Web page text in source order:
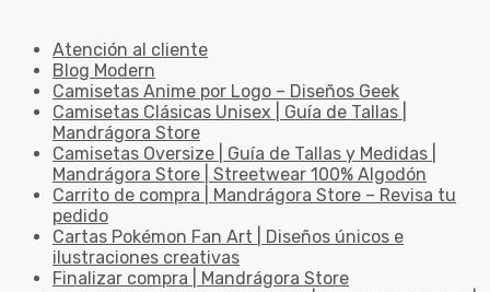
Atención al cliente
Blog Modern
Camisetas Anime por Logo – Diseños Geek
Camisetas Clásicas Unisex | Guía de Tallas |
Mandrágora Store
Camisetas Oversize | Guía de Tallas y Medidas |
Mandrágora Store | Streetwear 100% Algodón
Carrito de compra | Mandrágora Store – Revisa tu
pedido
Cartas Pokémon Fan Art | Diseños únicos e
ilustraciones creativas
Finalizar compra | Mandrágora Store